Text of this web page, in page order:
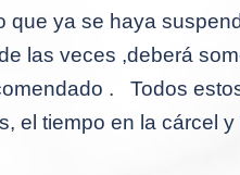
que ya se haya
las veces ,deberá
.
Todos
tiempo en la cárcel